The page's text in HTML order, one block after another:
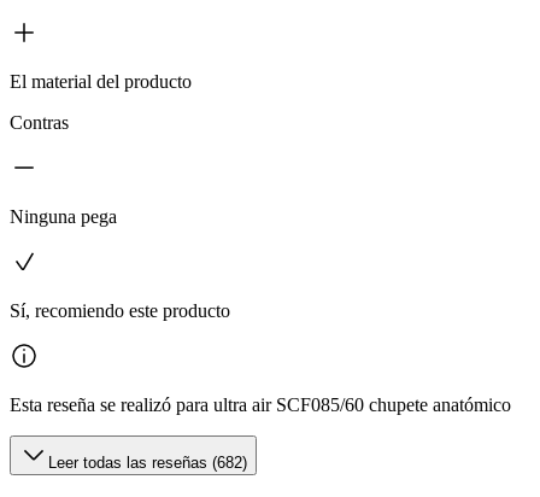
El material del producto
Contras
Ninguna pega
Sí, recomiendo este producto
Esta reseña se realizó para ultra air SCF085/60 chupete anatómico
Leer todas las reseñas (682)